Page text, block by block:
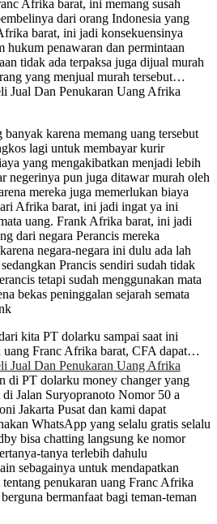
Afrika barat, ini memang susah
dari orang Indonesia yang
barat, ini jadi konsekuensinya
hukum penawaran dan permintaan
tidak ada terpaksa juga dijual murah
yang menjual murah tersebut…
Jual Dan Penukaran Uang Afrika
karena memang uang tersebut
lagi untuk membayar kurir
yang mengakibatkan menjadi lebih
negerinya pun juga ditawar murah oleh
mereka juga memerlukan biaya
Afrika barat, ini jadi ingat ya ini
uang. Frank Afrika barat, ini jadi
dari negara Perancis mereka
negara-negara ini dulu ada lah
Prancis sendiri sudah tidak
tetapi sudah menggunakan mata
bekas peninggalan sejarah semata
kita PT dolarku sampai saat ini
uang Franc Afrika barat, CFA dapat…
Jual Dan Penukaran Uang Afrika
di PT dolarku money changer yang
Jalan Suryopranoto Nomor 50 a
Jakarta Pusat dan kami dapat
WhatsApp yang selalu gratis selalu
bisa chatting langsung ke nomor
tanya terlebih dahulu
sebagainya untuk mendapatkan
penukaran uang Franc Afrika
bermanfaat bagi teman-teman